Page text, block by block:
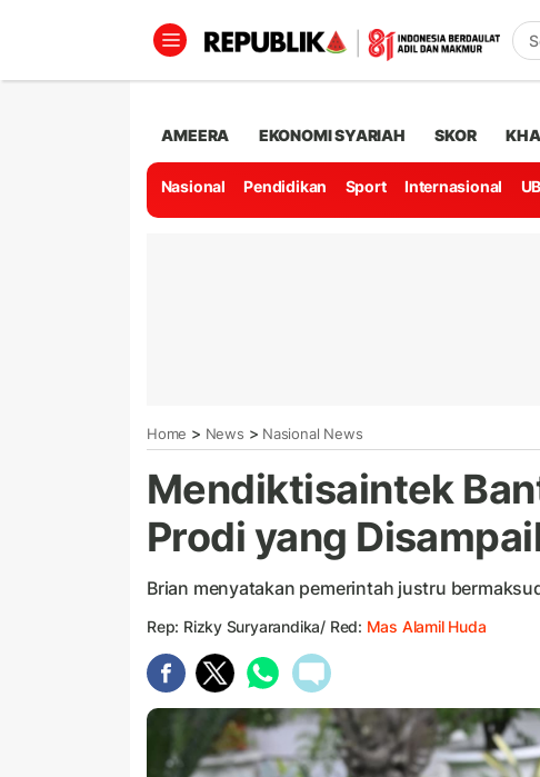
AMEERA EKONOMI SYARIAH SKOR
Nasional Pendidikan Sport Internasional
Home > News > Nasional News
Mendiktisaintek
Prodi yang
Brian menyatakan pemerintah justru
Rep: Rizky Suryarandika/ Red: Mas Alamil Huda